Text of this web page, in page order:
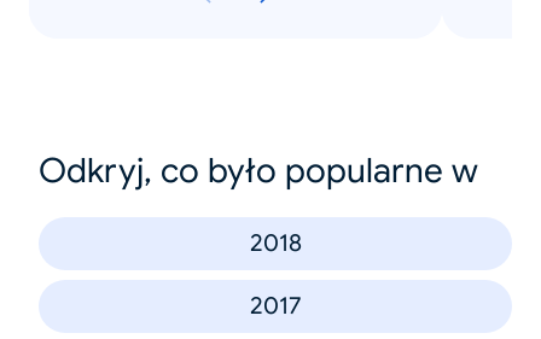
Odkryj, co było popularne w
2018
2017